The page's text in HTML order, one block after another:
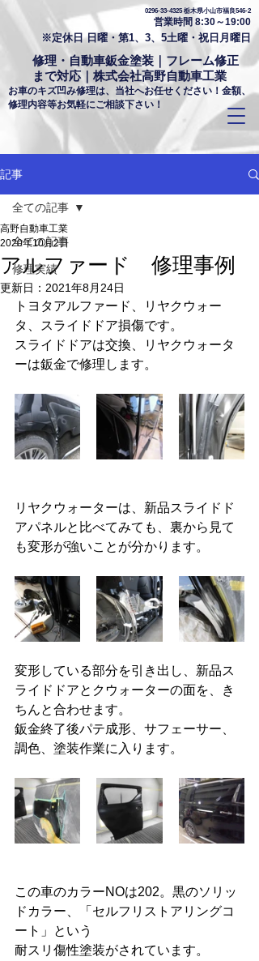
0296-33-4325 栃木県小山市福良546-2
営業時間 8:30～19:00
※定休日 日曜・第1、3、5土曜・祝日月曜日
修理・自動車鈑金塗装｜フレーム修正
まで対応｜株式会社高野自動車工業
お車のキズ凹み修理は、当社へお任せください！金額、
修理内容等お気軽にご相談下さい！
記事
全ての記事
修理実績
全ての記事
アルファード 修理事例
高野自動車工業
2020年10月2日
更新日： 2021年8月24日
トヨタアルファード、リヤクウォー
タ、スライドドア損傷です。
スライドドアは交換、リヤクウォータ
ーは鈑金で修理します。
リヤクウォーターは、新品スライドド
アパネルと比べてみても、裏から見て
も変形が強いことが分かります。
変形している部分を引き出し、新品ス
ライドドアとクウォーターの面を、き
ちんと合わせます。
鈑金終了後パテ成形、サフェーサー、
調色、塗装作業に入ります。
この車のカラーNOは202。黒のソリッ
ドカラー、「セルフリストアリングコ
ート」という
耐スリ傷性塗装がされています。